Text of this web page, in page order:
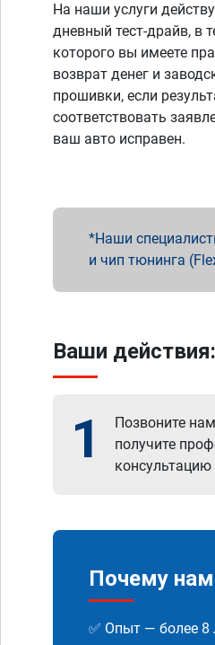
На наши услуги
дневный тест-драйв, в
которого вы имеете
возврат денег и
прошивки, если
соответствовать
ваш авто исправен.
Наши
и чип тюнинга
Ваши действия:
1 Позвоните нам
получите
консультацию
Почему
✅ Опыт — более 8